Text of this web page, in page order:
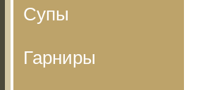
Супы
Гарниры